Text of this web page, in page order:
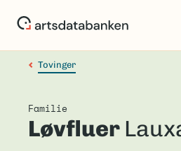
Tovinger
Familie
Løvfluer